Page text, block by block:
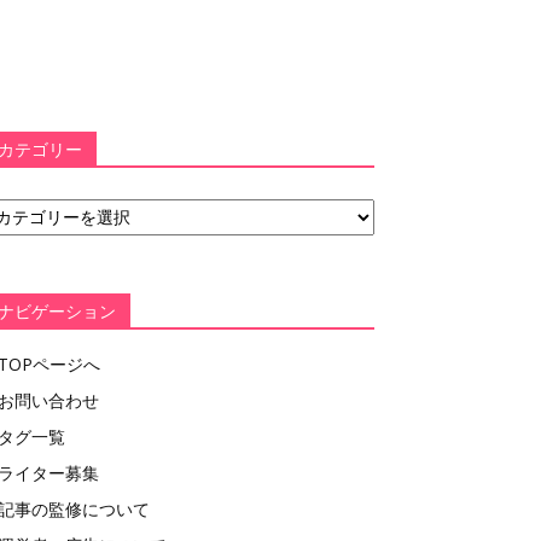
カテゴリー
ビゲーション
TOPページへ
お問い合わせ
タグ一覧
ライター募集
事の監修について